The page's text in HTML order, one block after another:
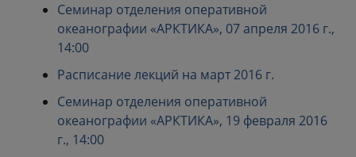
Семинар отделения оперативной
океанографии «АРКТИКА», 07 апреля 2016 г.,
14:00
Расписание лекций на март 2016 г.
Семинар отделения оперативной
океанографии «АРКТИКА», 19 февраля 2016
г., 14:00